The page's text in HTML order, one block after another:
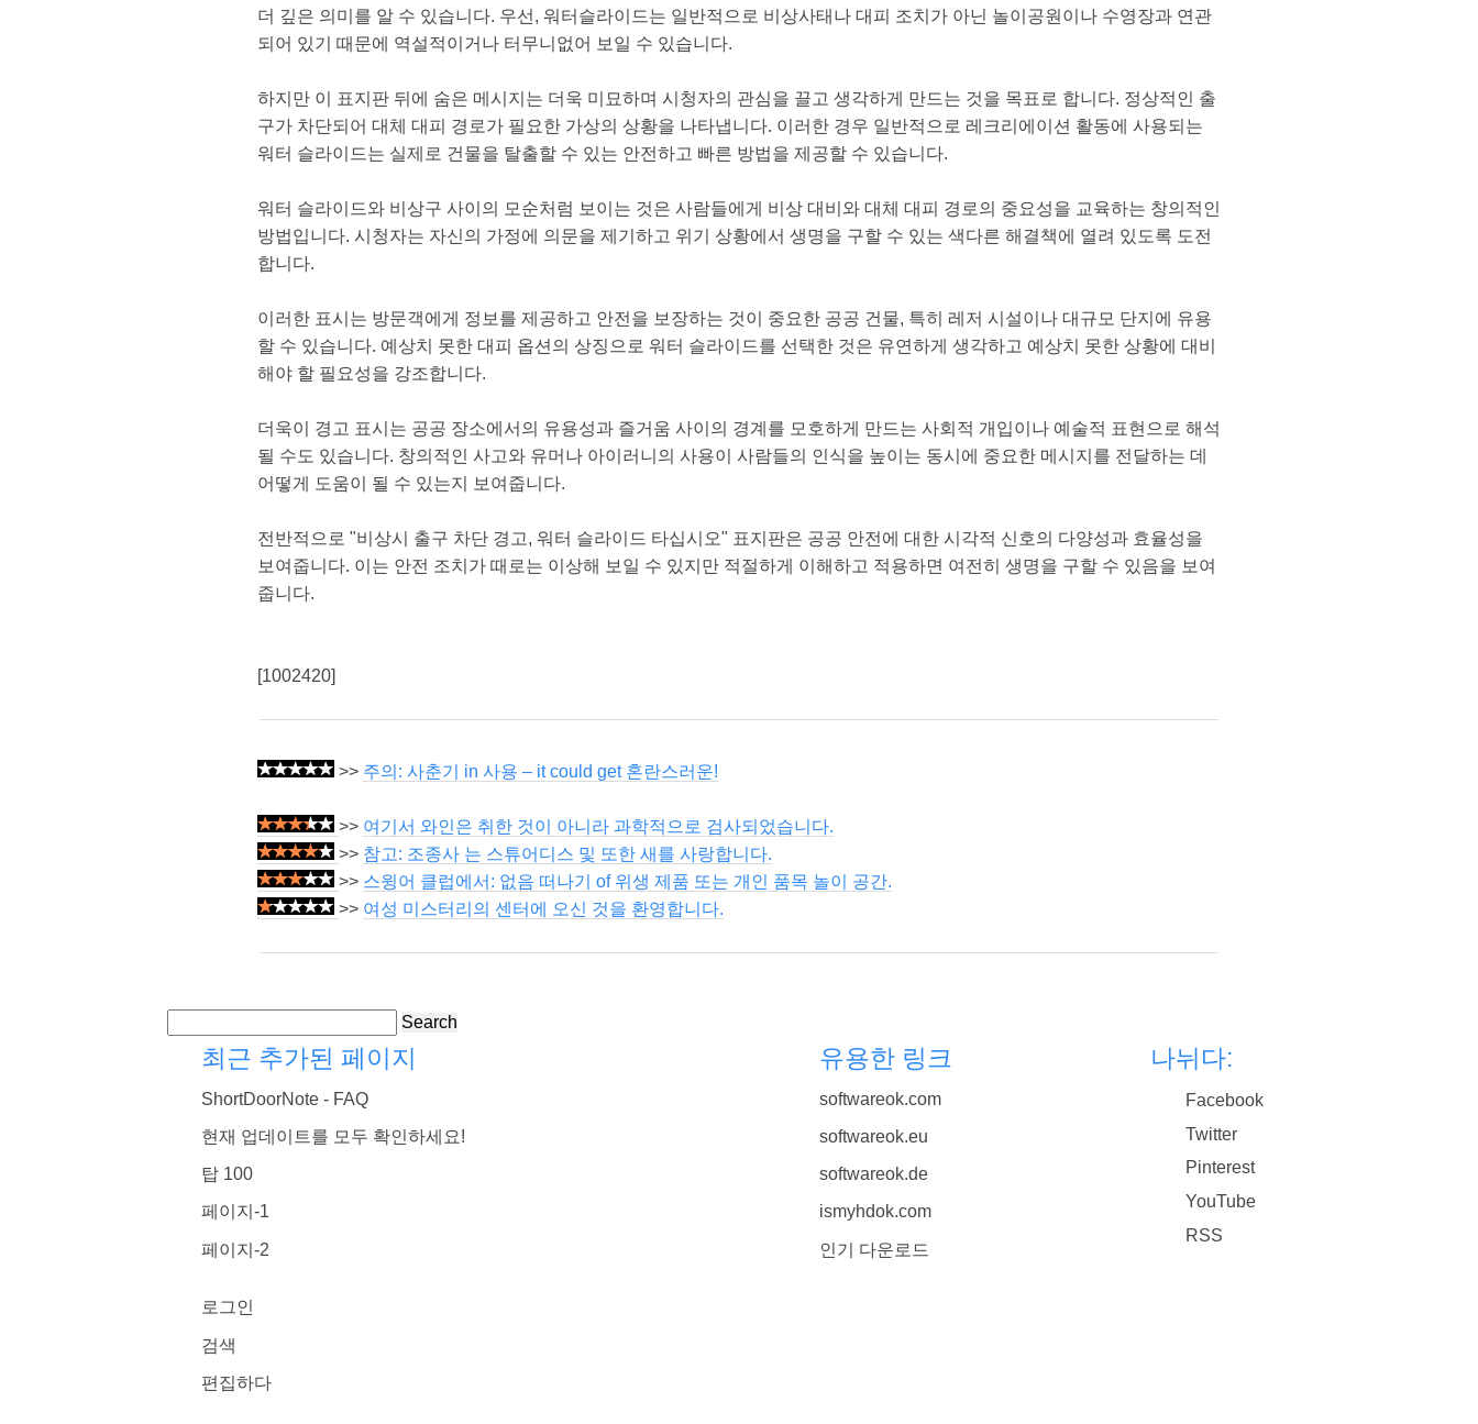
더 깊은 의미를 알 수 있습니다. 우선, 워터슬라이드는 일반적으로 비상사태나 대피 조치가 아닌 놀이공원이나 수영장과 연관
되어 있기 때문에 역설적이거나 터무니없어 보일 수 있습니다.
하지만 이 표지판 뒤에 숨은 메시지는 더욱 미묘하며 시청자의 관심을 끌고 생각하게 만드는 것을 목표로 합니다. 정상적인 출
구가 차단되어 대체 대피 경로가 필요한 가상의 상황을 나타냅니다. 이러한 경우 일반적으로 레크리에이션 활동에 사용되는
워터 슬라이드는 실제로 건물을 탈출할 수 있는 안전하고 빠른 방법을 제공할 수 있습니다.
워터 슬라이드와 비상구 사이의 모순처럼 보이는 것은 사람들에게 비상 대비와 대체 대피 경로의 중요성을 교육하는 창의적인
방법입니다. 시청자는 자신의 가정에 의문을 제기하고 위기 상황에서 생명을 구할 수 있는 색다른 해결책에 열려 있도록 도전
합니다.
이러한 표시는 방문객에게 정보를 제공하고 안전을 보장하는 것이 중요한 공공 건물, 특히 레저 시설이나 대규모 단지에 유용
할 수 있습니다. 예상치 못한 대피 옵션의 상징으로 워터 슬라이드를 선택한 것은 유연하게 생각하고 예상치 못한 상황에 대비
해야 할 필요성을 강조합니다.
더욱이 경고 표시는 공공 장소에서의 유용성과 즐거움 사이의 경계를 모호하게 만드는 사회적 개입이나 예술적 표현으로 해석
될 수도 있습니다. 창의적인 사고와 유머나 아이러니의 사용이 사람들의 인식을 높이는 동시에 중요한 메시지를 전달하는 데
어떻게 도움이 될 수 있는지 보여줍니다.
전반적으로 "비상시 출구 차단 경고, 워터 슬라이드 타십시오" 표지판은 공공 안전에 대한 시각적 신호의 다양성과 효율성을
보여줍니다. 이는 안전 조치가 때로는 이상해 보일 수 있지만 적절하게 이해하고 적용하면 여전히 생명을 구할 수 있음을 보여
줍니다.
[1002420]
>> 주의: 사춘기 in 사용 – it could get 혼란스러운!
>> 여기서 와인은 취한 것이 아니라 과학적으로 검사되었습니다.
>> 참고: 조종사 는 스튜어디스 및 또한 새를 사랑합니다.
>> 스윙어 클럽에서: 없음 떠나기 of 위생 제품 또는 개인 품목 놀이 공간.
>> 여성 미스터리의 센터에 오신 것을 환영합니다.
Search
최근 추가된 페이지
ShortDoorNote - FAQ
현재 업데이트를 모두 확인하세요!
탑 100
페이지-1
페이지-2
로그인
검색
편집하다
유용한 링크
softwareok.com
softwareok.eu
softwareok.de
ismyhdok.com
인기 다운로드
나뉘다:
Facebook
Twitter
Pinterest
YouTube
RSS